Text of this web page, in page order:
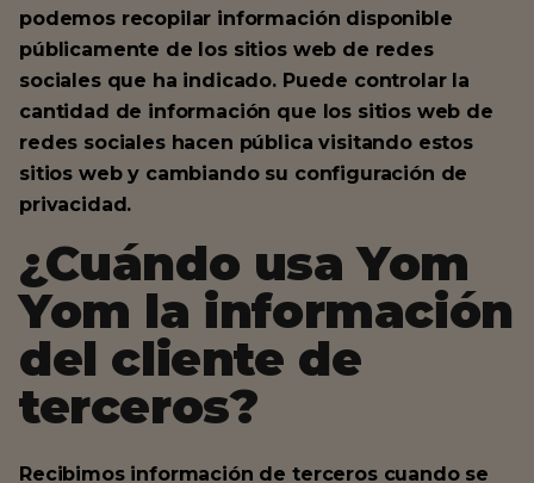
podemos recopilar información disponible
públicamente de los sitios web de redes
sociales que ha indicado. Puede controlar la
cantidad de información que los sitios web de
redes sociales hacen pública visitando estos
sitios web y cambiando su configuración de
privacidad.
¿Cuándo usa Yom
Yom la información
del cliente de
terceros?
Recibimos información de terceros cuando se